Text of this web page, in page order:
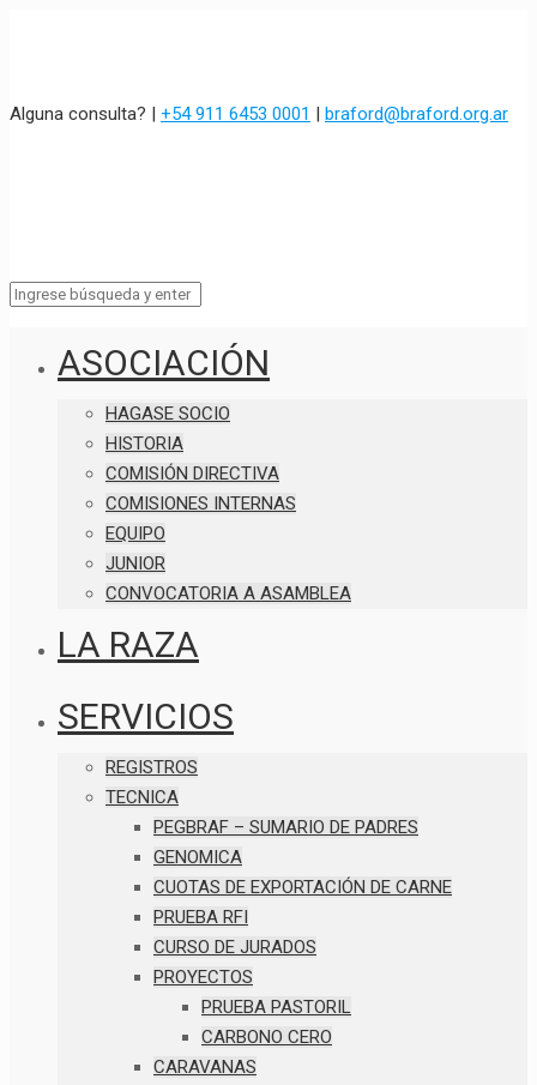
Alguna consulta? | +54 911 6453 0001 | braford@braford.org.ar
ASOCIACIÓN
HAGASE SOCIO
HISTORIA
COMISIÓN DIRECTIVA
COMISIONES INTERNAS
EQUIPO
JUNIOR
CONVOCATORIA A ASAMBLEA
LA RAZA
SERVICIOS
REGISTROS
TECNICA
PEGBRAF – SUMARIO DE PADRES
GENOMICA
CUOTAS DE EXPORTACIÓN DE CARNE
PRUEBA RFI
CURSO DE JURADOS
PROYECTOS
PRUEBA PASTORIL
CARBONO CERO
CARAVANAS